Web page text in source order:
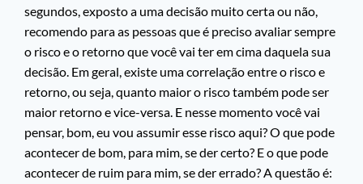
segundos, exposto a uma decisão muito certa ou não,
recomendo para as pessoas que é preciso avaliar sempre
o risco e o retorno que você vai ter em cima daquela sua
decisão. Em geral, existe uma correlação entre o risco e
retorno, ou seja, quanto maior o risco também pode ser
maior retorno e vice-versa. E nesse momento você vai
pensar, bom, eu vou assumir esse risco aqui? O que pode
acontecer de bom, para mim, se der certo? E o que pode
acontecer de ruim para mim, se der errado? A questão é: